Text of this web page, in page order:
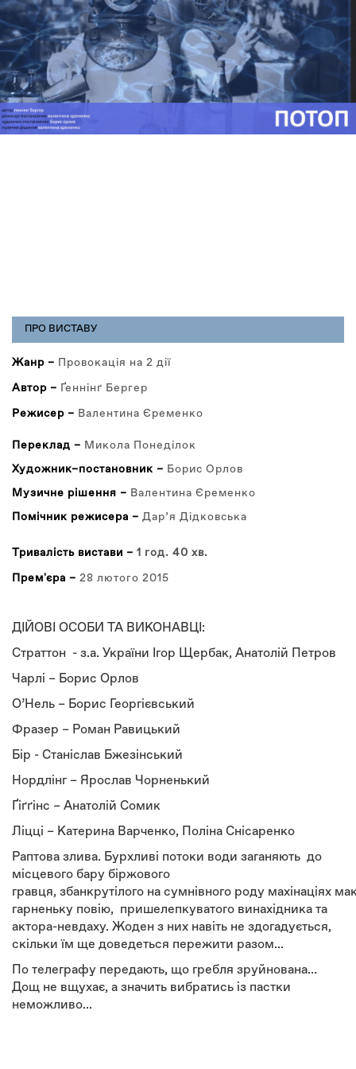
РЕПЕРТУАР
ПРО ВИСТАВУ
ВКЛАДКА)
Жанр – Провокація на 2 дії
Автор – Ґеннінґ Бергер
Режисер – Валентина Єременко
Переклад – Микола Понеділок
Художник–постановник – Борис Орлов
Музичне рішення – Валентина Єременко
Помічник режисера – Дар’я Дідковська
Тривалість вистави – 1 год. 40 хв.
Прем'єра – 28 лютого 2015
ДІЙОВІ ОСОБИ ТА ВИКОНАВЦІ:
Страттон - з.а. України Ігор Щербак, Анатолій Петров
Чарлі – Борис Орлов
О’Нель – Борис Георгієвський
Фразер – Роман Равицький
Бір - Станіслав Бжезінський
Нордлінг – Ярослав Чорненький
Ґіґґінс – Анатолій Сомик
Ліцці – Катерина Варченко, Поліна Снісаренко
Раптова злива. Бурхливі потоки води заганяють до
місцевого бару біржового
гравця, збанкрутілого на сумнівного роду махінаціях
гарненьку повію, пришелепкуватого винахідника та
актора-невдаху. Жоден з них навіть не здогадується,
скільки їм ще доведеться пережити разом...
По телеграфу передають, що гребля зруйнована…
Дощ не вщухає, а значить вибратись із пастки
неможливо...